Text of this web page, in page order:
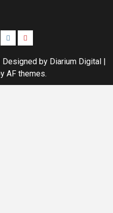
InstagramYoutube
by Diarium Digital |
AF themes.